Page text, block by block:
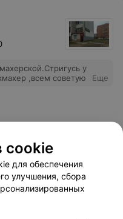
у
,всем советую
Еще
cookie
для обеспечения
улучшения, сбора